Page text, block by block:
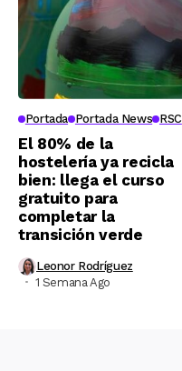
Portada Portada News RSC
El 80% de la
hostelería ya recicla
bien: llega el curso
gratuito para
completar la
transición verde
Leonor Rodríguez
1 Semana Ago